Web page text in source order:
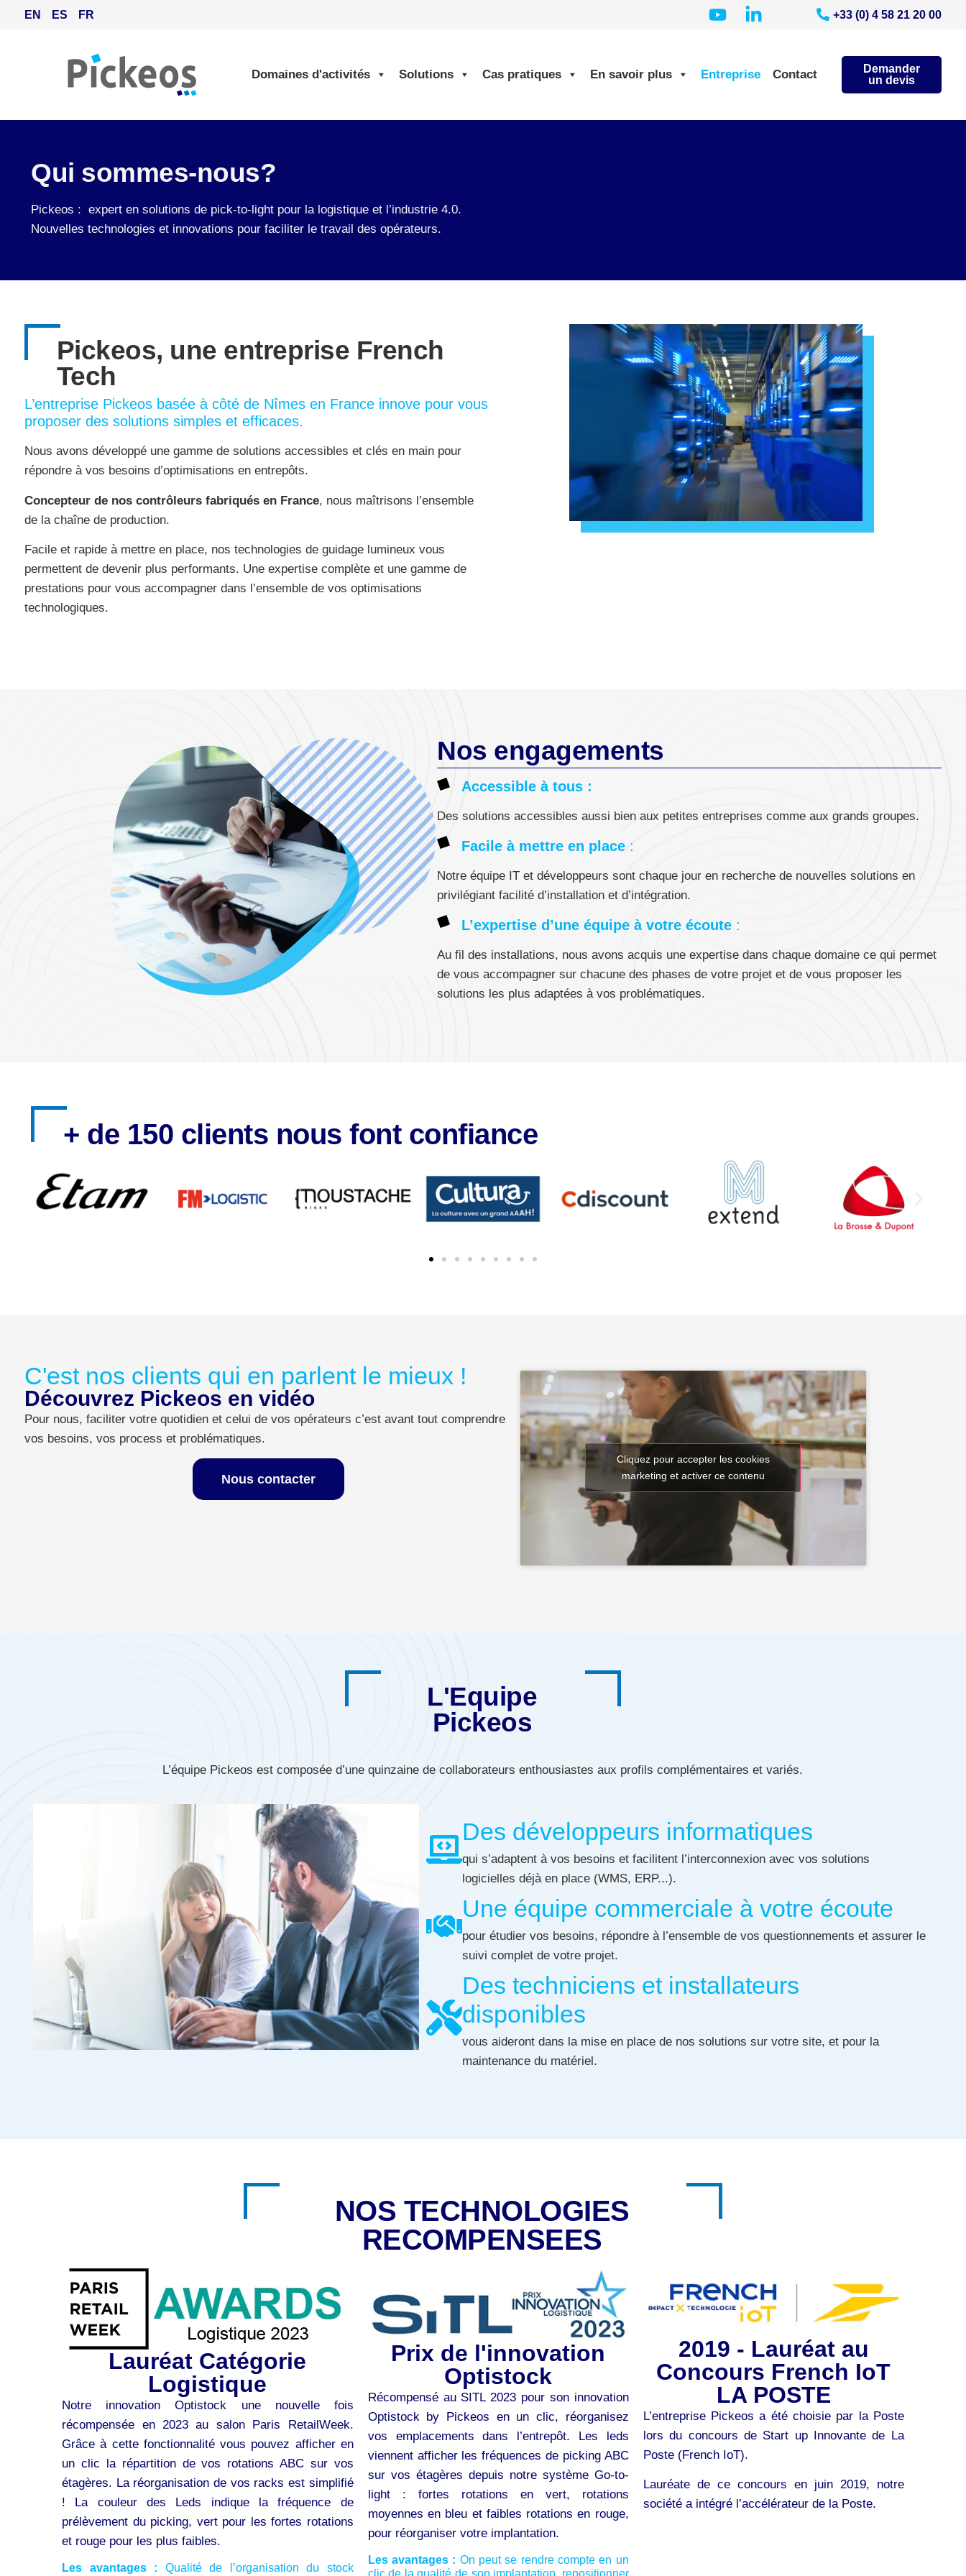
EN ES FR +33 (0) 4 58 21 20 00
Domaines d'activités Solutions Cas pratiques En savoir plus Entreprise Contact
Demander
un devis
Qui sommes-nous?
Pickeos : expert en solutions de pick-to-light pour la logistique et l’industrie 4.0.
Nouvelles technologies et innovations pour faciliter le travail des opérateurs.
Pickeos, une entreprise French
Tech
L’entreprise Pickeos basée à côté de Nîmes en France innove pour vous
proposer des solutions simples et efficaces.
Nous avons développé une gamme de solutions accessibles et clés en main pour
répondre à vos besoins d’optimisations en entrepôts.
Concepteur de nos contrôleurs fabriqués en France, nous maîtrisons l’ensemble
de la chaîne de production.
Facile et rapide à mettre en place, nos technologies de guidage lumineux vous
permettent de devenir plus performants. Une expertise complète et une gamme de
prestations pour vous accompagner dans l’ensemble de vos optimisations
technologiques.
Nos engagements
Accessible à tous :
Des solutions accessibles aussi bien aux petites entreprises comme aux grands groupes.
Facile à mettre en place :
Notre équipe IT et développeurs sont chaque jour en recherche de nouvelles solutions en
privilégiant facilité d’installation et d’intégration.
L’expertise d’une équipe à votre écoute :
Au fil des installations, nous avons acquis une expertise dans chaque domaine ce qui permet
de vous accompagner sur chacune des phases de votre projet et de vous proposer les
solutions les plus adaptées à vos problématiques.
+ de 150 clients nous font confiance
C'est nos clients qui en parlent le mieux !
Découvrez Pickeos en vidéo
Pour nous, faciliter votre quotidien et celui de vos opérateurs c’est avant tout comprendre
vos besoins, vos process et problématiques.
Nous contacter
Cliquez pour accepter les cookies
marketing et activer ce contenu
L'Equipe
Pickeos
L’équipe Pickeos est composée d’une quinzaine de collaborateurs enthousiastes aux profils complémentaires et variés.
Des développeurs informatiques
qui s’adaptent à vos besoins et facilitent l’interconnexion avec vos solutions
logicielles déjà en place (WMS, ERP...).
Une équipe commerciale à votre écoute
pour étudier vos besoins, répondre à l’ensemble de vos questionnements et assurer le
suivi complet de votre projet.
Des techniciens et installateurs
disponibles
vous aideront dans la mise en place de nos solutions sur votre site, et pour la
maintenance du matériel.
NOS TECHNOLOGIES
RECOMPENSEES
Lauréat Catégorie
Logistique
Notre innovation Optistock une nouvelle fois
récompensée en 2023 au salon Paris RetailWeek.
Grâce à cette fonctionnalité vous pouvez afficher en
un clic la répartition de vos rotations ABC sur vos
étagères. La réorganisation de vos racks est simplifié
! La couleur des Leds indique la fréquence de
prélèvement du picking, vert pour les fortes rotations
et rouge pour les plus faibles.
Les avantages : Qualité de l’organisation du stock
Prix de l'innovation
Optistock
Récompensé au SITL 2023 pour son innovation
Optistock by Pickeos en un clic, réorganisez
vos emplacements dans l’entrepôt. Les leds
viennent afficher les fréquences de picking ABC
sur vos étagères depuis notre système Go-to-
light : fortes rotations en vert, rotations
moyennes en bleu et faibles rotations en rouge,
pour réorganiser votre implantation.
Les avantages : On peut se rendre compte en un
2019 - Lauréat au
Concours French IoT
LA POSTE
L’entreprise Pickeos a été choisie par la Poste
lors du concours de Start up Innovante de La
Poste (French IoT).
Lauréate de ce concours en juin 2019, notre
société a intégré l’accélérateur de la Poste.